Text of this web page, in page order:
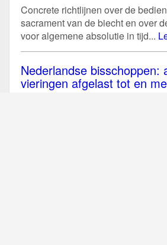
Concrete richtlijnen over de
sacrament van de biecht en over
voor algemene absolutie in tijd...
Nederlandse bisschoppen:
vieringen afgelast tot en